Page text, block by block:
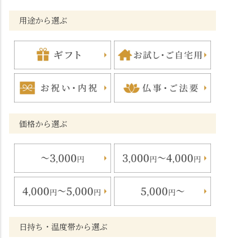
用途から選ぶ
価格から選ぶ
日持ち・温度帯から選ぶ